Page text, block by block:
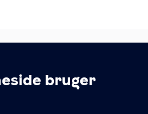
bruger
Kommune